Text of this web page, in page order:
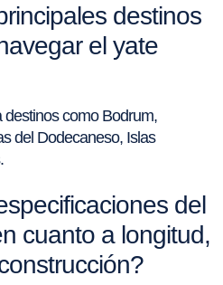
destinos
el yate
como Bodrum,
del Dodecaneso, Islas
del
cuanto a longitud,